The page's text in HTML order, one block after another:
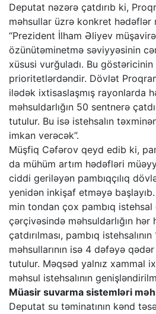
Deputat nəzərə çatdırıb ki,
məhsullar üzrə konkret hədəflər
“Prezident İlham Əliyev
özünütəminetmə səviyyəsinin
xüsusi vurğuladı. Bu göstəricinin
prioritetlərdəndir. Dövlət
ilədək ixtisaslaşmış rayonlarda
məhsuldarlığın 50 sentnerə
tutulur. Bu isə istehsalın
imkan verəcək”.
Müşfiq Cəfərov qeyd edib ki,
da mühüm artım hədəfləri
ciddi geriləyən pambıqçılıq
yenidən inkişaf etməyə
min tondan çox pambıq
çərçivəsində məhsuldarlığın
çatdırılması, pambıq
məhsullarının isə 4 dəfəyə qədər
tutulur. Məqsəd yalnız xammal
məhsul istehsalının
Müasir suvarma sistemləri
Deputat su təminatının kənd